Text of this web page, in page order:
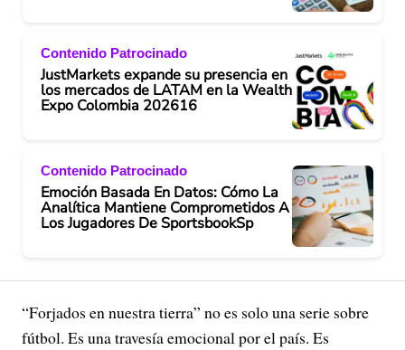
Contenido Patrocinado
JustMarkets expande su presencia en
los mercados de LATAM en la Wealth
Expo Colombia 202616
Contenido Patrocinado
Emoción Basada En Datos: Cómo La
Analítica Mantiene Comprometidos A
Los Jugadores De SportsbookSp
“Forjados en nuestra tierra” no es solo una serie sobre
fútbol. Es una travesía emocional por el país. Es